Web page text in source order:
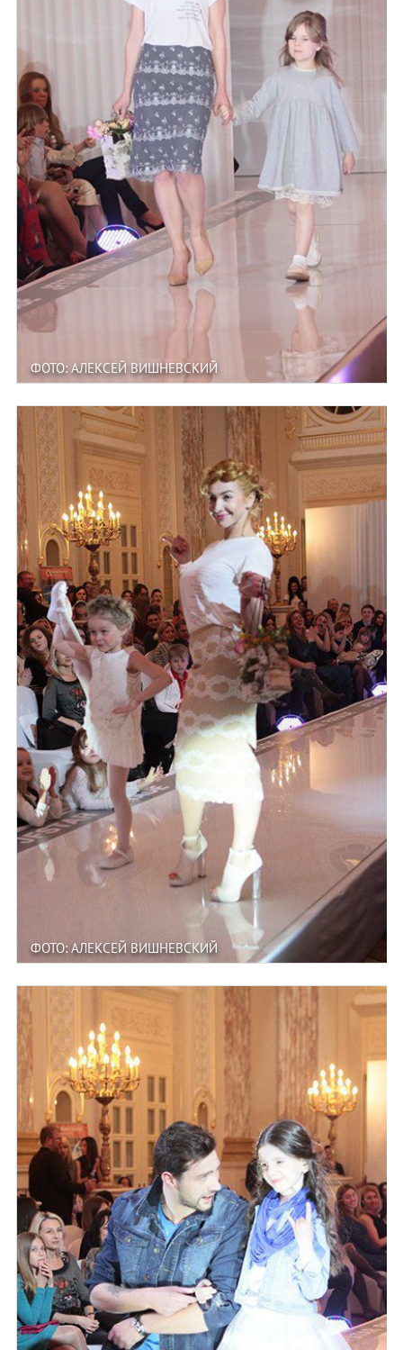
ФОТО: АЛЕКСЕЙ ВИШНЕВСКИЙ
ФОТО: АЛЕКСЕЙ ВИШНЕВСКИЙ